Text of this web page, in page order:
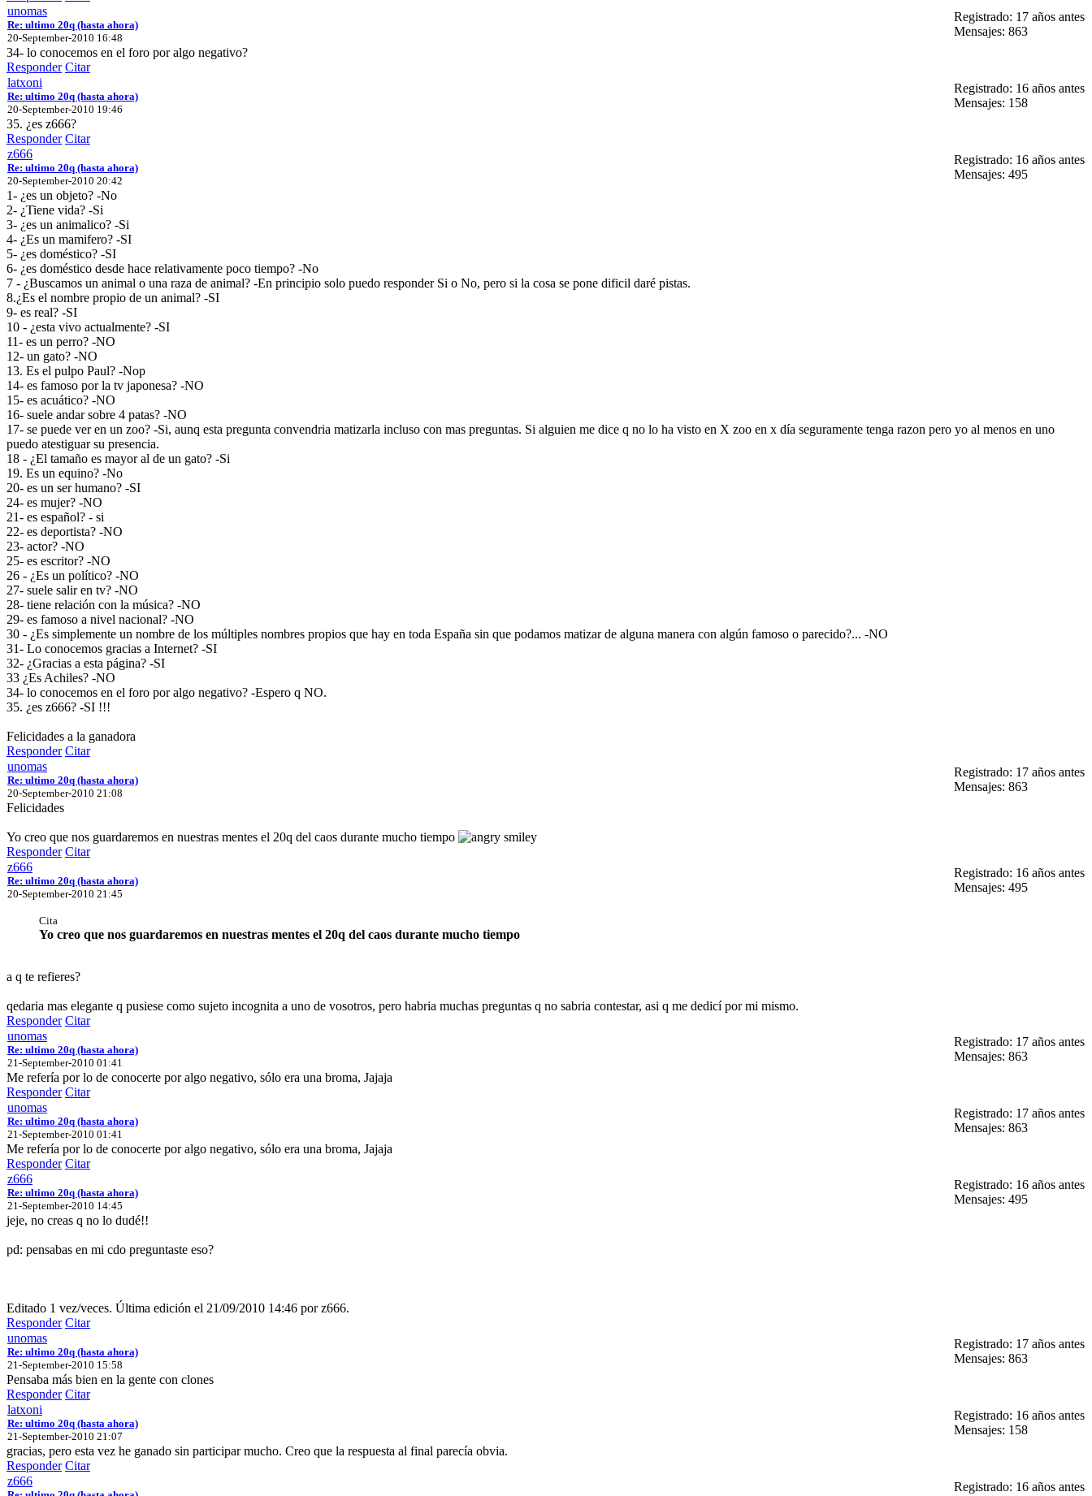
unomas
Re: ultimo 20q (hasta ahora)
20-September-2010 16:48
Registrado: 17 años antes
Mensajes: 863
34- lo conocemos en el foro por algo negativo?
Responder Citar
latxoni
Re: ultimo 20q (hasta ahora)
20-September-2010 19:46
Registrado: 16 años antes
Mensajes: 158
35. ¿es z666?
Responder Citar
z666
Re: ultimo 20q (hasta ahora)
20-September-2010 20:42
Registrado: 16 años antes
Mensajes: 495
1- ¿es un objeto? -No
2- ¿Tiene vida? -Si
3- ¿es un animalico? -Si
4- ¿Es un mamifero? -SI
5- ¿es doméstico? -SI
6- ¿es doméstico desde hace relativamente poco tiempo? -No
7 - ¿Buscamos un animal o una raza de animal? -En principio solo puedo responder Si o No, pero si la cosa se pone dificil daré pistas.
8.¿Es el nombre propio de un animal? -SI
9- es real? -SI
10 - ¿esta vivo actualmente? -SI
11- es un perro? -NO
12- un gato? -NO
13. Es el pulpo Paul? -Nop
14- es famoso por la tv japonesa? -NO
15- es acuático? -NO
16- suele andar sobre 4 patas? -NO
17- se puede ver en un zoo? -Si, aunq esta pregunta convendria matizarla incluso con mas preguntas. Si alguien me dice q no lo ha visto en X zoo en x día seguramente tenga razon pero yo al menos en uno
puedo atestiguar su presencia.
18 - ¿El tamaño es mayor al de un gato? -Si
19. Es un equino? -No
20- es un ser humano? -SI
24- es mujer? -NO
21- es español? - si
22- es deportista? -NO
23- actor? -NO
25- es escritor? -NO
26 - ¿Es un político? -NO
27- suele salir en tv? -NO
28- tiene relación con la música? -NO
29- es famoso a nivel nacional? -NO
30 - ¿Es simplemente un nombre de los múltiples nombres propios que hay en toda España sin que podamos matizar de alguna manera con algún famoso o parecido?... -NO
31- Lo conocemos gracias a Internet? -SI
32- ¿Gracias a esta página? -SI
33 ¿Es Achiles? -NO
34- lo conocemos en el foro por algo negativo? -Espero q NO.
35. ¿es z666? -SI !!!
Felicidades a la ganadora
Responder Citar
unomas
Re: ultimo 20q (hasta ahora)
20-September-2010 21:08
Registrado: 17 años antes
Mensajes: 863
Felicidades
Yo creo que nos guardaremos en nuestras mentes el 20q del caos durante mucho tiempo
Responder Citar
z666
Re: ultimo 20q (hasta ahora)
20-September-2010 21:45
Registrado: 16 años antes
Mensajes: 495
Cita
Yo creo que nos guardaremos en nuestras mentes el 20q del caos durante mucho tiempo
a q te refieres?
qedaria mas elegante q pusiese como sujeto incognita a uno de vosotros, pero habria muchas preguntas q no sabria contestar, asi q me dedicí por mi mismo.
Responder Citar
unomas
Re: ultimo 20q (hasta ahora)
21-September-2010 01:41
Registrado: 17 años antes
Mensajes: 863
Me refería por lo de conocerte por algo negativo, sólo era una broma, Jajaja
Responder Citar
unomas
Re: ultimo 20q (hasta ahora)
21-September-2010 01:41
Registrado: 17 años antes
Mensajes: 863
Me refería por lo de conocerte por algo negativo, sólo era una broma, Jajaja
Responder Citar
z666
Re: ultimo 20q (hasta ahora)
21-September-2010 14:45
Registrado: 16 años antes
Mensajes: 495
jeje, no creas q no lo dudé!!
pd: pensabas en mi cdo preguntaste eso?
Editado 1 vez/veces. Última edición el 21/09/2010 14:46 por z666.
Responder Citar
unomas
Re: ultimo 20q (hasta ahora)
21-September-2010 15:58
Registrado: 17 años antes
Mensajes: 863
Pensaba más bien en la gente con clones
Responder Citar
latxoni
Re: ultimo 20q (hasta ahora)
21-September-2010 21:07
Registrado: 16 años antes
Mensajes: 158
gracias, pero esta vez he ganado sin participar mucho. Creo que la respuesta al final parecía obvia.
Responder Citar
z666
Registrado: 16 años antes